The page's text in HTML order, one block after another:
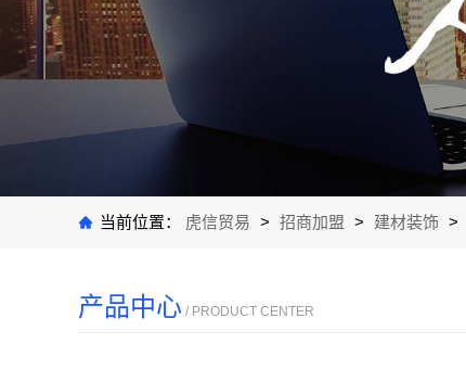
当前位置： 虎信贸易 > 招商加盟 > 建材装饰 >
产品中心 / PRODUCT CENTER